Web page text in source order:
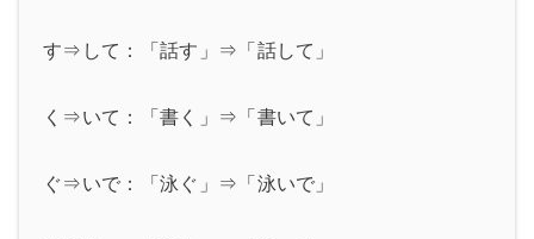
す⇒して：「話す」⇒「話して」
く⇒いて：「書く」⇒「書いて」
ぐ⇒いで：「泳ぐ」⇒「泳いで」